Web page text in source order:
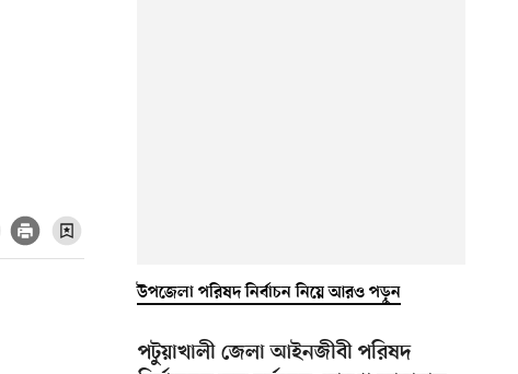
উপজেলা পরিষদ নির্বাচন নিয়ে আরও পড়ুন
পটুয়াখালী জেলা আইনজীবী পরিষদ